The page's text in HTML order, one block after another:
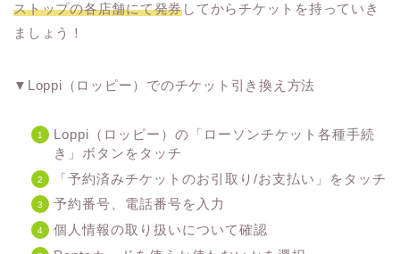
ストップの各店舗にて発券してからチケットを持っていき
ましょう！
▼Loppi（ロッピー）でのチケット引き換え方法
Loppi（ロッピー）の「ローソンチケット各種手続
き」ボタンをタッチ
「予約済みチケットのお引取り/お支払い」をタッチ
予約番号、電話番号を入力
個人情報の取り扱いについて確認